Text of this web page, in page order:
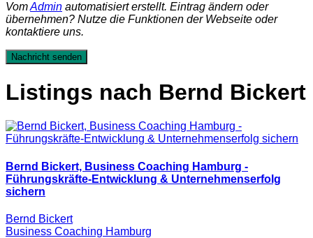
VomAdmin automatisiert erstellt. Eintrag ändern oder
übernehmen? Nutze die Funktionen der Webseite oder
kontaktiere uns.
Nachricht senden
Listings nach Bernd Bickert
Bernd Bickert, Business Coaching Hamburg -
Führungskräfte-Entwicklung & Unternehmenserfolg
sichern
Bernd Bickert
Business Coaching Hamburg